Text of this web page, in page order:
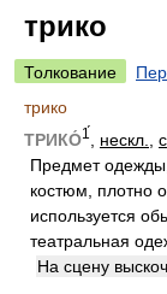
трико
Толкование
трико
ТРИКО́1́ нескл.
Предмет
костюм, плотно
используется
театральная
На сцену